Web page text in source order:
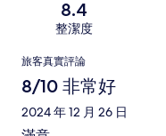
8.4
整潔度
評
論
旅客真實評論
8/10 非常好
2024 年 12 月 26 日